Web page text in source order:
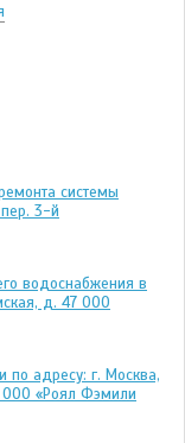
системы
3-й
водоснабжения в
д. 47 ООО
по адресу: г. Москва,
ООО «Роял Фэмили